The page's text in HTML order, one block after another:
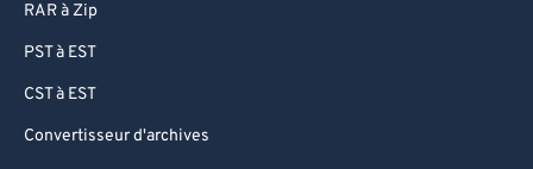
RAR à Zip
PST à EST
CST à EST
Convertisseur d'archives